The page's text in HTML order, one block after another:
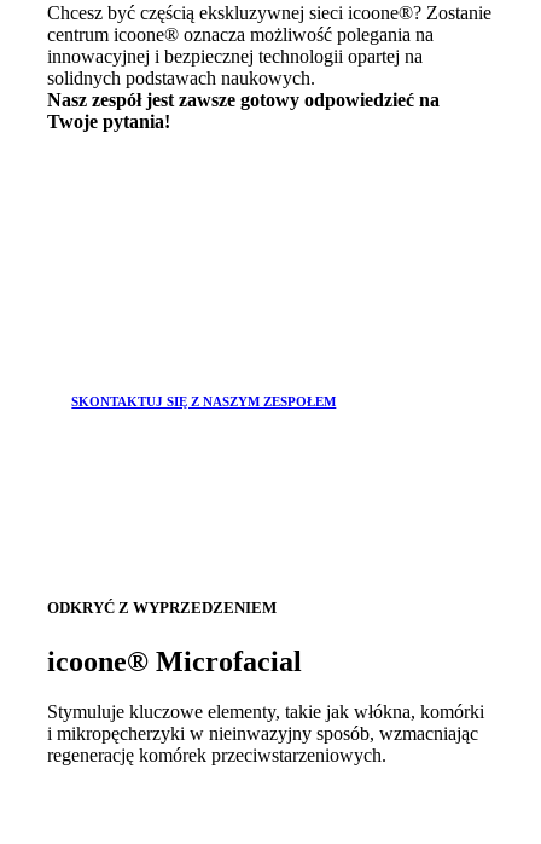
Chcesz być częścią ekskluzywnej sieci icoone®? Zostanie
centrum icoone® oznacza możliwość polegania na
innowacyjnej i bezpiecznej technologii opartej na
solidnych podstawach naukowych.
Nasz zespół jest zawsze gotowy odpowiedzieć na
Twoje pytania!
SKONTAKTUJ SIĘ Z NASZYM ZESPOŁEM
ODKRYĆ Z WYPRZEDZENIEM
icoone® Microfacial
Stymuluje kluczowe elementy, takie jak włókna, komórki
i mikropęcherzyki w nieinwazyjny sposób, wzmacniając
regenerację komórek przeciwstarzeniowych.